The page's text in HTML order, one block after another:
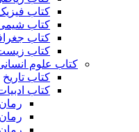
کتاب
کتاب
کتاب
کتاب
کتاب علوم
کتاب تاریخ
کتاب